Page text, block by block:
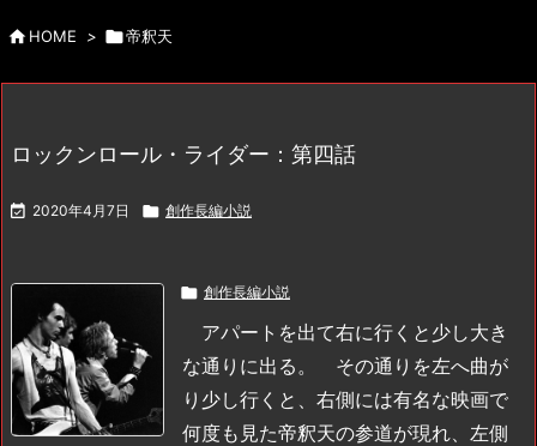

HOME > 帝釈天
ロックンロール・ライダー：第四話
 2020年4月7日  創作長編小説
 創作長編小説
アパートを出て右に行くと少し大き
な通りに出る。
その通りを左へ曲が
り少し行くと、右側には有名な映画で
何度も見た帝釈天の参道が現れ、左側